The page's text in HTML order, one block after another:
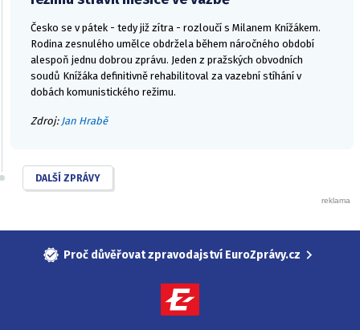
Česko se v pátek - tedy již zítra - rozloučí s Milanem Knížákem.
Rodina zesnulého umělce obdržela během náročného období
alespoň jednu dobrou zprávu. Jeden z pražských obvodních
soudů Knížáka definitivně rehabilitoval za vazební stíhání v
dobách komunistického režimu.
Zdroj: Jan Hrabě
DALŠÍ ZPRÁVY
Proč důvěřovat zpravodajství EuroZprávy.cz